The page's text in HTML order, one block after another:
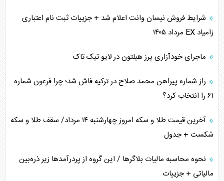
همسویی عربستان با سنتکام علیه متحدان ایران
شرایط فروش نیسان وانت اعلام شد + جزییات ثبت نام اعتباری
زامیاد EX مرداد ۱۴۰۵
ماجرای خودآزاری پرز هیلتون در لایو تیک تاک
راز شماره پیراهن محمد صلاح در ترکیه فاش شد؛ چرا فرعون شماره
۶۱ را انتخاب کرد؟
آخرین قیمت طلا و سکه امروز چهارشنبه ۱۴ مرداد/ سقف طلا و سکه
شکست + جدول
نحوه محاسبه مالیات بلاگر‌ها / این گروه از پردرآمد‌ها زیر ذره‌بین
مالیاتی + جزییات